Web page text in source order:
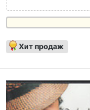
Хит продаж